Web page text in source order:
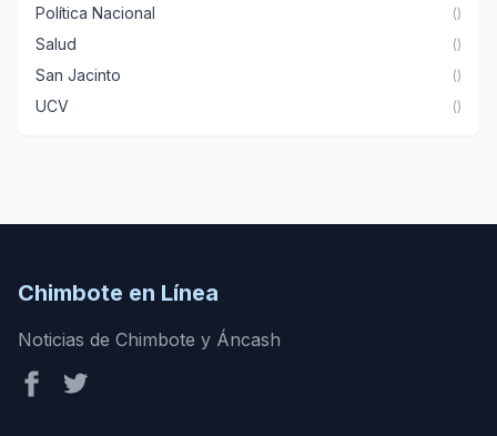
Política Nacional ()
Salud ()
San Jacinto ()
UCV ()
Chimbote en Línea
Noticias de Chimbote y Áncash